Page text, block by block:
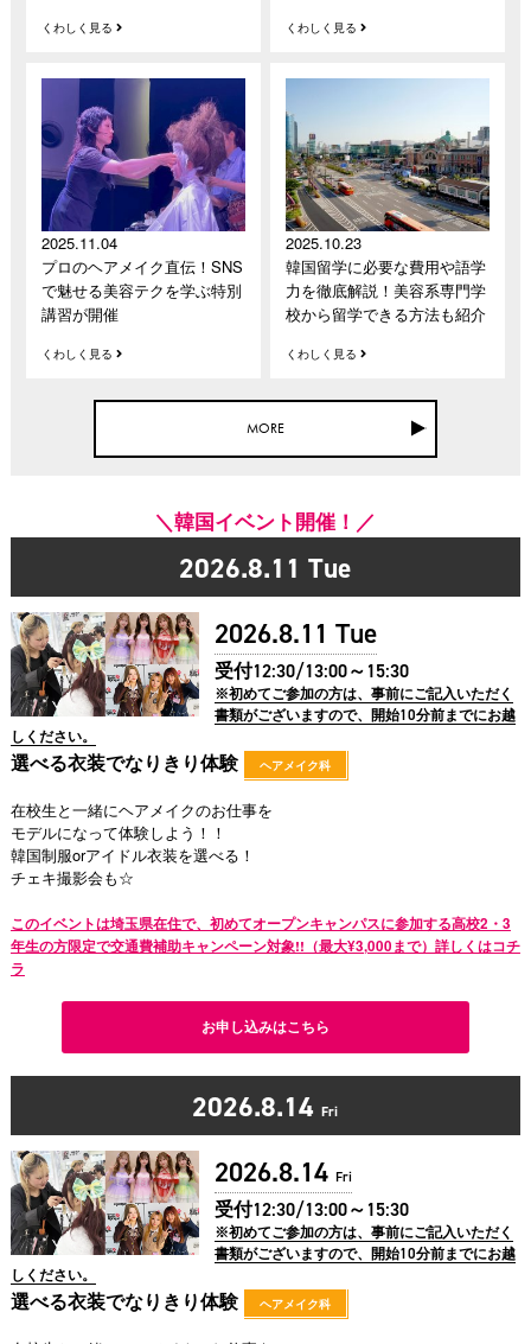
くわしく見る くわしく見る
2025.11.04
プロのヘアメイク直伝！SNS
で魅せる美容テクを学ぶ特別
講習が開催
くわしく見る
2025.10.23
韓国留学に必要な費用や語学
力を徹底解説！美容系専門学
校から留学できる方法も紹介
くわしく見る
MORE
＼韓国イベント開催！／
2026.8.11 Tue
2026.8.11 Tue
受付12:30/13:00～15:30
※初めてご参加の方は、事前にご記入いただく
書類がございますので、開始10分前までにお越
しください。
選べる衣装でなりきり体験 ヘアメイク科
在校生と一緒にヘアメイクのお仕事を
モデルになって体験しよう！！
韓国制服orアイドル衣装を選べる！
チェキ撮影会も☆
このイベントは埼玉県在住で、初めてオープンキャンパスに参加する高校2・3
年生の方限定で交通費補助キャンペーン対象!!（最大¥3,000まで）詳しくはコチ
ラ
お申し込みはこちら
2026.8.14 Fri
2026.8.14 Fri
受付12:30/13:00～15:30
※初めてご参加の方は、事前にご記入いただく
書類がございますので、開始10分前までにお越
しください。
選べる衣装でなりきり体験 ヘアメイク科